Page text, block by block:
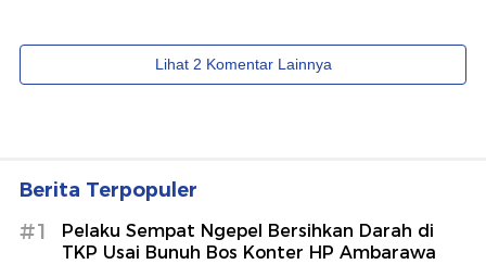
Berita Terpopuler
#1
Pelaku Sempat Ngepel Bersihkan Darah di
TKP Usai Bunuh Bos Konter HP Ambarawa